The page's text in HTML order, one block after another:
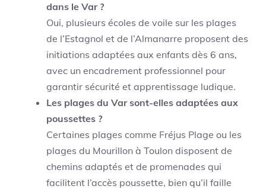
dans le Var ?
Oui, plusieurs écoles de voile sur les plages
de l’Estagnol et de l’Almanarre proposent des
initiations adaptées aux enfants dès 6 ans,
avec un encadrement professionnel pour
garantir sécurité et apprentissage ludique.
Les plages du Var sont-elles adaptées aux
poussettes ?
Certaines plages comme Fréjus Plage ou les
plages du Mourillon à Toulon disposent de
chemins adaptés et de promenades qui
facilitent l’accès poussette, bien qu’il faille